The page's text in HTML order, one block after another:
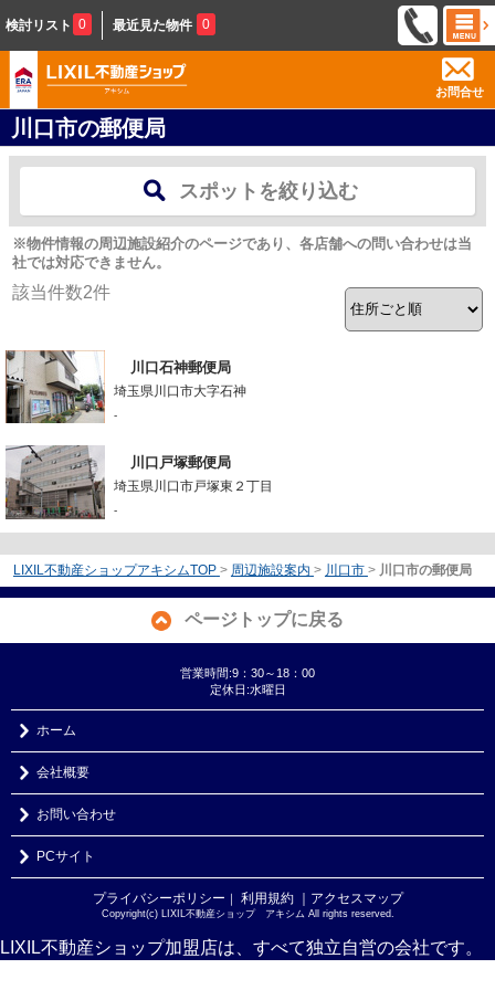
検討リスト 0 最近見た物件 0
お問合せ
川口市の郵便局
スポットを絞り込む
※物件情報の周辺施設紹介のページであり、各店舗への問い合わせは当
社では対応できません。
該当件数2件
川口石神郵便局
埼玉県川口市大字石神
-
川口戸塚郵便局
埼玉県川口市戸塚東２丁目
-
LIXIL不動産ショップアキシムTOP > 周辺施設案内 > 川口市 > 川口市の郵便局
ページトップに戻る
営業時間:9：30～18：00
定休日:水曜日
ホーム
会社概要
お問い合わせ
PCサイト
プライバシーポリシー ｜ 利用規約 ｜アクセスマップ
Copyright(c) LIXIL不動産ショップ アキシム All rights reserved.
LIXIL不動産ショップ加盟店は、すべて独立自営の会社です。